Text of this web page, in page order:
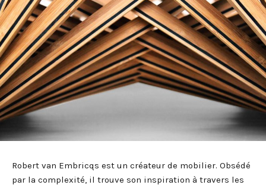
Robert van Embricqs est un créateur de mobilier. Obsédé
par la complexité, il trouve son inspiration à travers les